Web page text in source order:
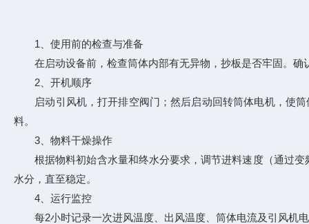
1、使用前的检查与准备
在启动设备前，检查筒体内部有无异物，抄板是否牢固。确
2、开机顺序
启动引风机，打开排空阀门；然后启动回转筒体电机，使筒
料。
3、物料干燥操作
根据物料初始含水量和终水分要求，调节进料速度（通过变
水分，直至稳定。
4、运行监控
每2小时记录一次进风温度、出风温度、筒体电流及引风机电